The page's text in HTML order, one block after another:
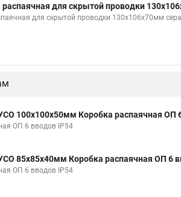
для скрытой проводки
для скрытой проводки 130х106х70мм
100х100х50мм Коробка распаячная ОП
ОП 6 вводов IP54
85х85х40мм Коробка распаячная ОП 6
ОП 6 вводов IP54